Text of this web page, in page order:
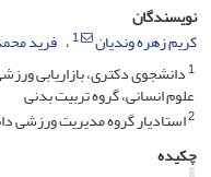
نویسندگان
کریم زهره وندیان
1 فرید
1دانشجوی دکتری، بازاریابی
علوم انسانی، گروه تربیت بدنی
2استادیار گروه مدیریت ورزشی
چکیده